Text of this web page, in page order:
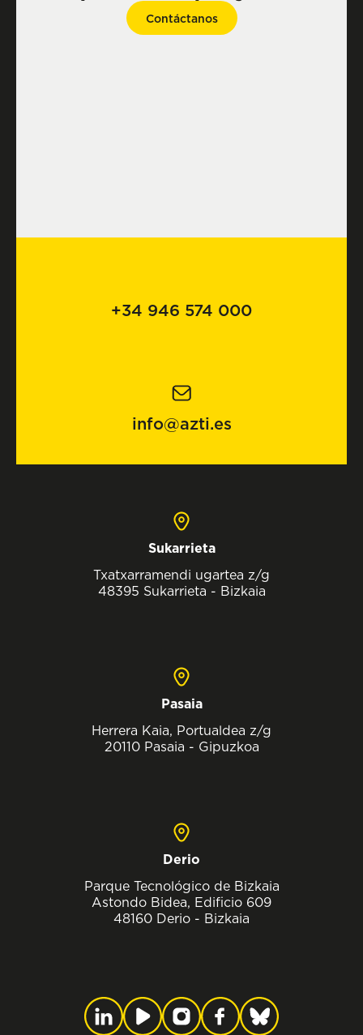
Contáctanos
+34 946 574 000
info@azti.es
Sukarrieta
Txatxarramendi ugartea z/g
48395 Sukarrieta - Bizkaia
Pasaia
Herrera Kaia, Portualdea z/g
20110 Pasaia - Gipuzkoa
Derio
Parque Tecnológico de Bizkaia
Astondo Bidea, Edificio 609
48160 Derio - Bizkaia